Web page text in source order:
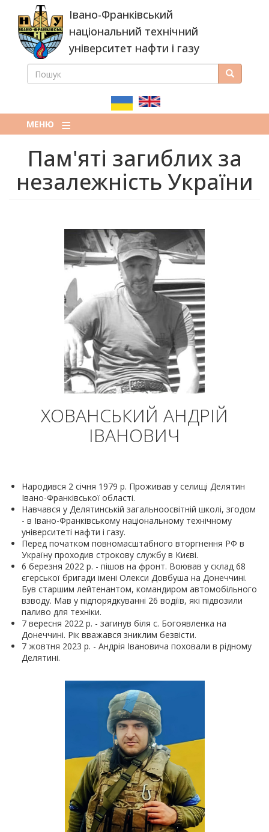
основного
вмісту
Івано-Франківський
національний технічний
університет нафти і газу
ПОШУКОВА
ПОШУК Пошук
МЕНЮ
Пам'яті загиблих за
незалежність України
ХОВАНСЬКИЙ АНДРІЙ
ІВАНОВИЧ
Народився 2 січня 1979 р. Проживав у селищі Делятин
Івано-Франківської області.
Навчався у Делятинській загальноосвітній школі, згодом
- в Івано-Франківському національному технічному
університеті нафти і газу.
Перед початком повномасштабного вторгнення РФ в
Україну проходив строкову службу в Києві.
6 березня 2022 р. - пішов на фронт. Воював у склад 68
єгерської бригади імені Олекси Довбуша на Донеччині.
Був старшим лейтенантом, командиром автомобільного
взводу. Мав у підпорядкуванні 26 водіїв, які підвозили
паливо для техніки.
7 вересня 2022 р. - загинув біля с. Богоявленка на
Донеччині. Рік вважався зниклим безвісти.
7 жовтня 2023 р. - Андрія Івановича поховали в рідному
Делятині.